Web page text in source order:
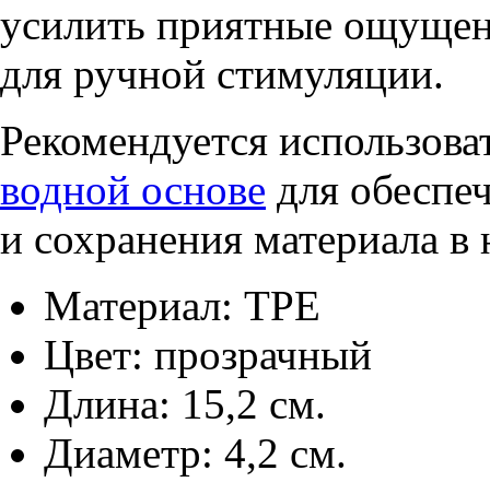
усилить приятные
для ручной стимуляции.
Рекомендуется
водной основе для
и сохранения материала
Материал: TPE
Цвет: прозрачный
Длина: 15,2 см.
Диаметр: 4,2 см.